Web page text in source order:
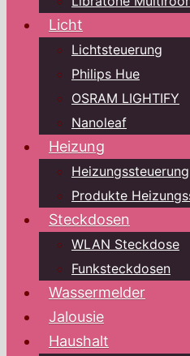
Licht
Lichtsteuerung
Philips Hue
OSRAM LIGHTIFY
Nanoleaf
Heizung
Heizungssteuerung
Produkte
Steckdosen
WLAN Steckdose
Funksteckdosen
Wassermelder
Jalousie
Haushalt